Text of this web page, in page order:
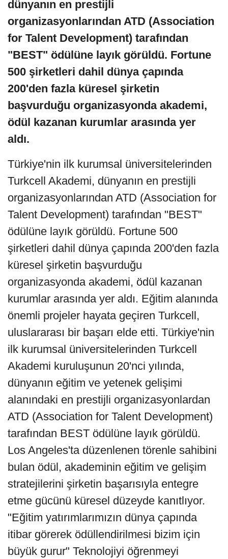
dünyanın en prestijli
organizasyonlarından ATD (Association
for Talent Development) tarafından
"BEST" ödülüne layık görüldü. Fortune
500 şirketleri dahil dünya çapında
200'den fazla küresel şirketin
başvurduğu organizasyonda akademi,
ödül kazanan kurumlar arasında yer
aldı.
Türkiye'nin ilk kurumsal üniversitelerinden
Turkcell Akademi, dünyanın en prestijli
organizasyonlarından ATD (Association for
Talent Development) tarafından "BEST"
ödülüne layık görüldü. Fortune 500
şirketleri dahil dünya çapında 200'den fazla
küresel şirketin başvurduğu
organizasyonda akademi, ödül kazanan
kurumlar arasında yer aldı. Eğitim alanında
önemli projeler hayata geçiren Turkcell,
uluslararası bir başarı elde etti. Türkiye'nin
ilk kurumsal üniversitelerinden Turkcell
Akademi kuruluşunun 20'nci yılında,
dünyanın eğitim ve yetenek gelişimi
alanındaki en prestijli organizasyonlardan
ATD (Association for Talent Development)
tarafından BEST ödülüne layık görüldü.
Los Angeles'ta düzenlenen törenle sahibini
bulan ödül, akademinin eğitim ve gelişim
stratejilerini şirketin başarısıyla entegre
etme gücünü küresel düzeyde kanıtlıyor.
"Eğitim yatırımlarımızın dünya çapında
itibar görerek ödüllendirilmesi bizim için
büyük gurur" Teknolojiyi öğrenmeyi